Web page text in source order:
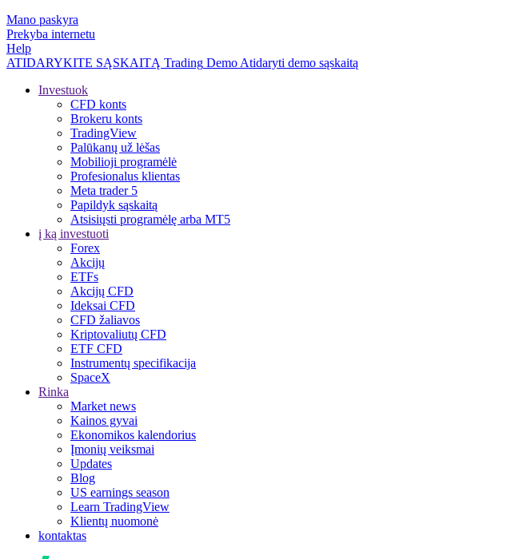
Mano paskyra
Prekyba internetu
Help
ATIDARYKITE SĄSKAITĄ Trading Demo Atidaryti demo sąskaitą
Investuok
CFD konts
Brokeru konts
TradingView
Palūkanų už lėšas
Mobilioji programėlė
Profesionalus klientas
Meta trader 5
Papildyk sąskaitą
Atsisiųsti programėlę arba MT5
į ką investuoti
Forex
Akcijų
ETFs
Akcijų CFD
Ideksai CFD
CFD žaliavos
Kriptovaliutų CFD
ETF CFD
Instrumentų specifikacija
SpaceX
Rinka
Market news
Kainos gyvai
Ekonomikos kalendorius
Įmonių veiksmai
Updates
Blog
US earnings season
Learn TradingView
Klientų nuomonė
kontaktas